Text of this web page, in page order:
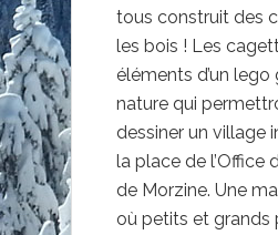
tous construit des
les bois ! Les
éléments d’un lego
nature qui
dessiner un village
la place de l’Office
de Morzine. Une
où petits et grands